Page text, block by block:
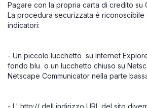
Pagare con la propria carta di credito su
La procedura securizzata é riconoscibile
indicatori:
- Un piccolo lucchetto su Internet
fondo blu o un lucchetto chiuso su
Netscape Communicator nella parte
- L' http:// dell indirizzo URL del sito